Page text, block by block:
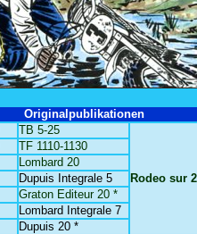
Originalpublikationen
TB 5-25
Rodeo sur
TF 1110-1130
Lombard 20
Dupuis Integrale 5
Graton Editeur 20 *
Lombard Integrale 7
Dupuis 20 *